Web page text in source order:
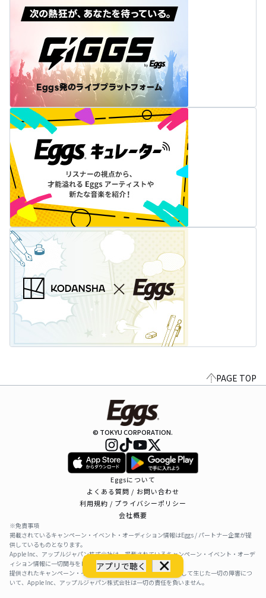
アプリで聴く
PAGE TOP
© TOKYU CORPORATION.
Eggsについて
よくある質問 / お問い合わせ
利用規約 / プライバシーポリシー
会社概要
※免責事項
掲載されているキャンペーン・イベント・オーディション情報はEggs / パートナー企業が提
供しているものとなります。
Apple Inc、アップルジャパン株式会社は、掲載されているキャンペーン・イベント・オーデ
ィション情報に一切関与をしておりません。
提供されたキャンペーン・イベント・オーディション情報を利用して生じた一切の障害につ
いて、Apple Inc、アップルジャパン株式会社は一切の責任を負いません。